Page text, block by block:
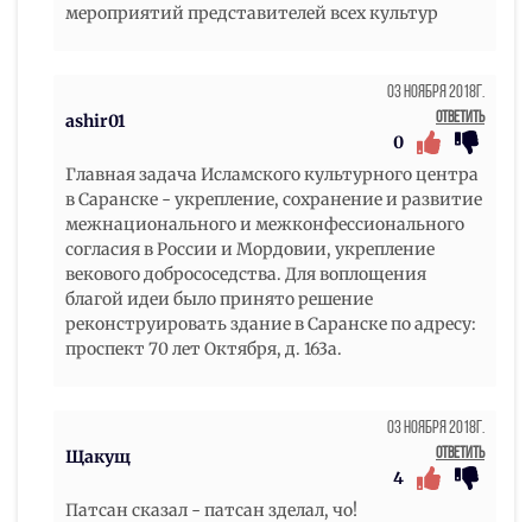
мероприятий представителей всех культур
ashir01
03 Ноября 2018г.
Ответить
0
Главная задача Исламского культурного центра
в Саранске - укрепление, сохранение и развитие
межнационального и межконфессионального
согласия в России и Мордовии, укрепление
векового добрососедства. Для воплощения
благой идеи было принято решение
реконструировать здание в Саранске по адресу:
проспект 70 лет Октября, д. 163а.
Щакущ
03 Ноября 2018г.
Ответить
4
Патсан сказал - патсан зделал, чо!